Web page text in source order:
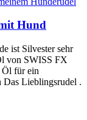
Hund
ist Silvester sehr
von SWISS FX
Öl für ein
Das Lieblingsrudel .